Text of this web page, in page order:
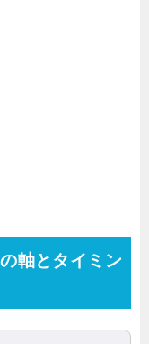
軸とタイミン